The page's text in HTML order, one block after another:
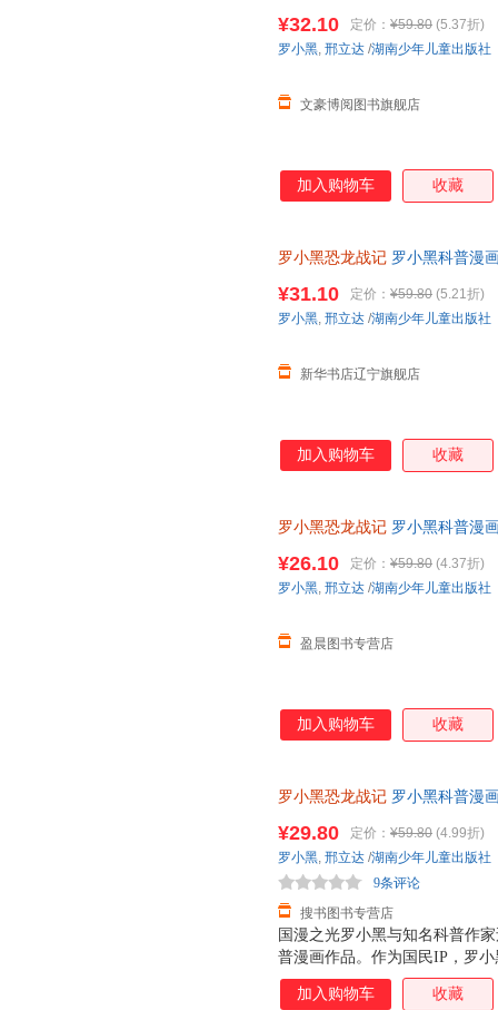
知识点。搭配化石实景指南，
前冒险之旅吧。
¥32.10 定价： ¥59.80 (5.37折)
文豪博阅图书旗舰店
罗小黑, 邢立达 /湖南少年儿童出版社
加入购物车 收藏
罗小黑恐龙战记 罗小黑科普漫
¥31.10 定价： ¥59.80 (5.21折)
新华书店辽宁旗舰店
罗小黑, 邢立达 /湖南少年儿童出版社
加入购物车 收藏
罗小黑恐龙战记 罗小黑科普漫
知识点。搭配化石实景指南，
前冒险之旅吧。
¥26.10 定价： ¥59.80 (4.37折)
盈晨图书专营店
罗小黑, 邢立达 /湖南少年儿童出版社
加入购物车 收藏
罗小黑恐龙战记 罗小黑科普漫
国漫之光罗小黑与知名科普作
普漫画作品。作为国民IP，罗
画于2011年开始播放，B站播
亿票房，同名漫画书2015年上
¥29.80 定价： ¥59.80 (4.99折)
搜书图书专营店
9条评论
罗小黑, 邢立达 /湖南少年儿童出版社
加入购物车 收藏